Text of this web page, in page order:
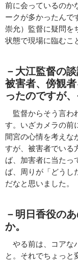
前に会っているのか
ークが多かったんで
崇允）監督に疑問を
状態で現場に臨むこ
－大江監督の
被害者、傍観
ったのですが
監督からそう言わ
す。いざカメラの前
間宮の心情を考えな
すが、被害者でいる
ば、加害者に当たっ
ば、周りが「どうし
だなと思いました。
－明日香役の
か。
やる前は、コアな
と。それでちょっと